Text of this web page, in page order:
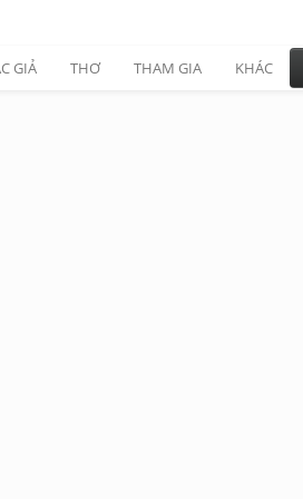
GIẢ THƠ THAM GIA KHÁC